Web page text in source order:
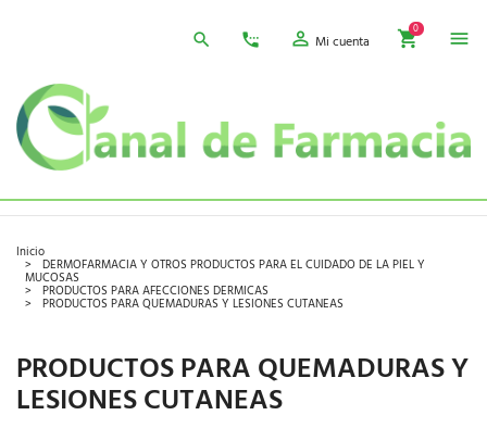
Mi cuenta
0
Inicio
DERMOFARMACIA Y OTROS PRODUCTOS PARA EL CUIDADO DE LA PIEL Y
MUCOSAS
PRODUCTOS PARA AFECCIONES DERMICAS
PRODUCTOS PARA QUEMADURAS Y LESIONES CUTANEAS
PRODUCTOS PARA QUEMADURAS Y
LESIONES CUTANEAS